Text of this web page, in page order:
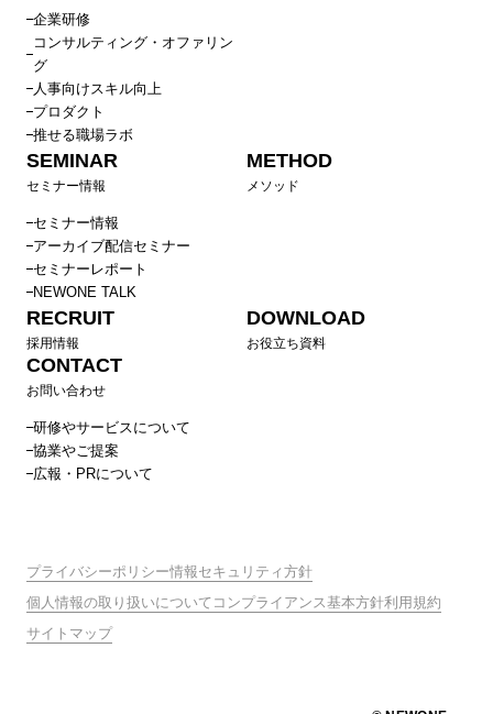
企業研修
コンサルティング・オファリン
グ
人事向けスキル向上
プロダクト
推せる職場ラボ
SEMINAR
セミナー情報
セミナー情報
アーカイブ配信セミナー
セミナーレポート
NEWONE TALK
METHOD
メソッド
RECRUIT
採用情報
DOWNLOAD
お役立ち資料
CONTACT
お問い合わせ
研修やサービスについて
協業やご提案
広報・PRについて
プライバシーポリシー情報セキュリティ方針
個人情報の取り扱いについて コンプライアンス基本方針利用規約
サイトマップ